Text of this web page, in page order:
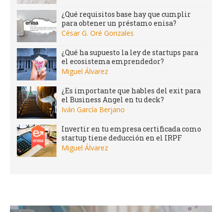
¿Qué requisitos base hay que cumplir
para obtener un préstamo enisa?
César G. Oré Gonzales
¿Qué ha supuesto la ley de startups para
el ecosistema emprendedor?
Miguel Álvarez
¿Es importante que hables del exit para
el Business Angel en tu deck?
Iván García Berjano
Invertir en tu empresa certificada como
startup tiene deducción en el IRPF
Miguel Álvarez